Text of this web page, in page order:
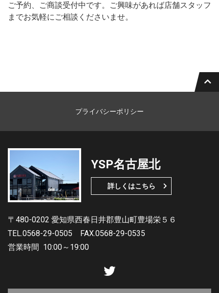
ご予約、ご商談受付中です。ご興味があれば店舗スタッフ
までお気軽にご相談くださいませ。
プライバシーポリシー
YSP名古屋北
詳しくはこちら
〒480-0202 愛知県西春日井郡豊山町豊場栄５６
TEL.0568-29-0505
FAX.0568-29-0535
営業時間 10:00～19:00